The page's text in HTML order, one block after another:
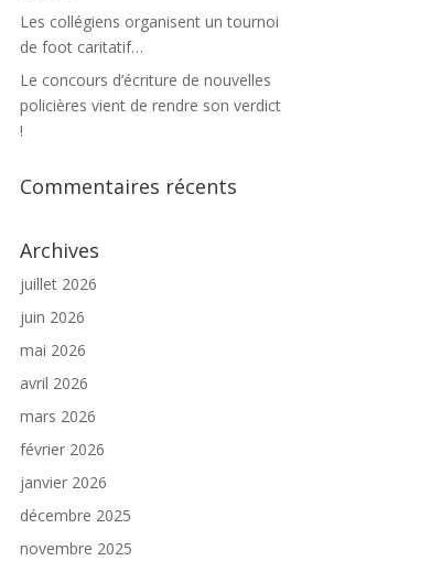
Les collégiens organisent un tournoi
de foot caritatif…
Le concours d’écriture de nouvelles
policières vient de rendre son verdict
!
Commentaires récents
Archives
juillet 2026
juin 2026
mai 2026
avril 2026
mars 2026
février 2026
janvier 2026
décembre 2025
novembre 2025